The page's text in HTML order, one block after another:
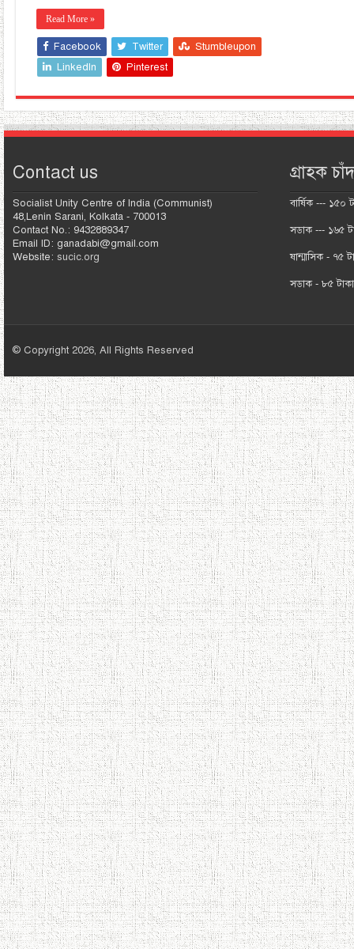
Read More »
Facebook Twitter
Stumbleupon
LinkedIn
Pinterest
Contact us
Socialist Unity Centre of India (Communist)
48,Lenin Sarani, Kolkata - 700013
Contact No.: 9432889347
Email ID: ganadabi@gmail.com
Website: sucic.org
গ্রাহক
বার্ষিক --- ১৫০
সডাক --- ১৬৫
ষান্মাসিক - ৭৫
সডাক - ৮৫ টাকা
© Copyright 2026, All Rights Reserved